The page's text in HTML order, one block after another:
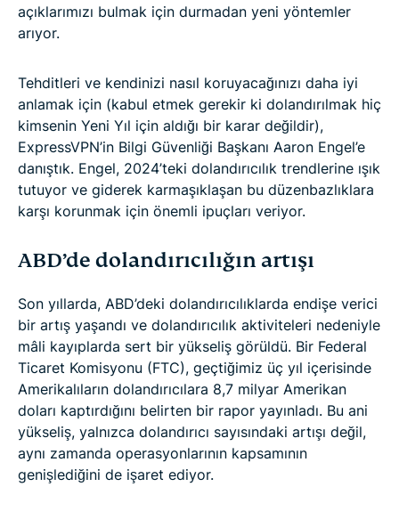
açıklarımızı bulmak için durmadan yeni yöntemler
arıyor.
Tehditleri ve kendinizi nasıl koruyacağınızı daha iyi
anlamak için (kabul etmek gerekir ki dolandırılmak hiç
kimsenin Yeni Yıl için aldığı bir karar değildir),
ExpressVPN’in Bilgi Güvenliği Başkanı Aaron Engel’e
danıştık. Engel, 2024’teki dolandırıcılık trendlerine ışık
tutuyor ve giderek karmaşıklaşan bu düzenbazlıklara
karşı korunmak için önemli ipuçları veriyor.
ABD’de dolandırıcılığın artışı
Son yıllarda, ABD’deki dolandırıcılıklarda endişe verici
bir artış yaşandı ve dolandırıcılık aktiviteleri nedeniyle
mâli kayıplarda sert bir yükseliş görüldü. Bir Federal
Ticaret Komisyonu (FTC), geçtiğimiz üç yıl içerisinde
Amerikalıların dolandırıcılara 8,7 milyar Amerikan
doları kaptırdığını belirten bir rapor yayınladı. Bu ani
yükseliş, yalnızca dolandırıcı sayısındaki artışı değil,
aynı zamanda operasyonlarının kapsamının
genişlediğini de işaret ediyor.